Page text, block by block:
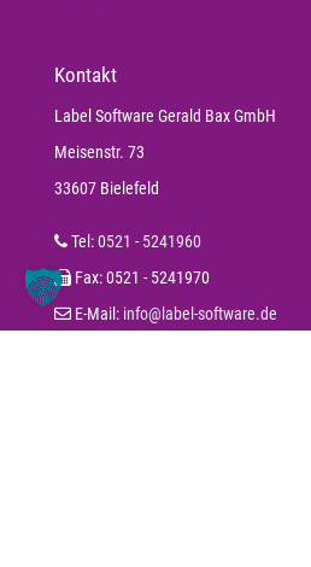
Kontakt
Label Software Gerald Bax GmbH
Meisenstr. 73
33607 Bielefeld
Tel:0521 - 5241960
Fax: 0521 - 5241970
E-Mail: info@label-software.de